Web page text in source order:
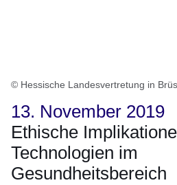
© Hessische Landesvertretung in
13. November 2019
Ethische
Technologien im
Gesundheitsbereich